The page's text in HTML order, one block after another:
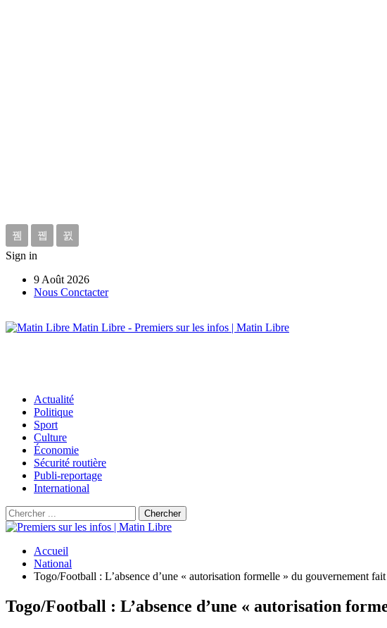
Sign in
9 Août 2026
Nous Conctacter
Matin Libre - Premiers sur les infos | Matin Libre
Actualité
Politique
Sport
Culture
Économie
Sécurité routière
Publi-reportage
International
Accueil
National
Togo/Football : L’absence d’une « autorisation formelle » du gouvernement
Togo/Football : L’absence d’une « autorisation